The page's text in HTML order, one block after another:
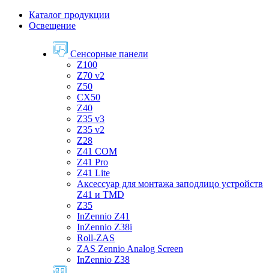
Каталог продукции
Освещение
Сенсорные панели
Z100
Z70 v2
Z50
CX50
Z40
Z35 v3
Z35 v2
Z28
Z41 COM
Z41 Pro
Z41 Lite
Аксессуар для монтажа заподлицо устройств
Z41 и TMD
Z35
InZennio Z41
InZennio Z38i
Roll-ZAS
ZAS Zennio Analog Screen
InZennio Z38